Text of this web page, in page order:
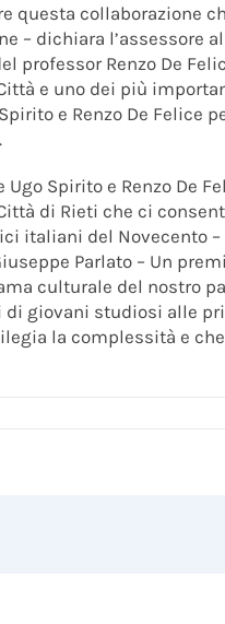
questa collaborazione
dichiara l’assessore
Renzo De
e uno dei più
e Renzo De Felice
Spirito e Renzo De
di Rieti che ci
italiani del Novecento
Parlato – Un
culturale del nostro
giovani studiosi alle
la complessità e